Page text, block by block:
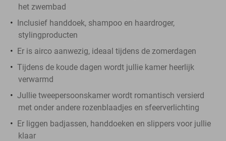
het zwembad
Inclusief handdoek, shampoo en haardroger,
stylingproducten
Er is airco aanwezig, ideaal tijdens de zomerdagen
Tijdens de koude dagen wordt jullie kamer heerlijk
verwarmd
Jullie tweepersoonskamer wordt romantisch versierd
met onder andere rozenblaadjes en sfeerverlichting
Er liggen badjassen, handdoeken en slippers voor jullie
klaar